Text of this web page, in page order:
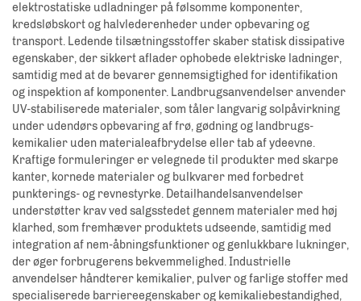
elektrostatiske udladninger på følsomme komponenter,
kredsløbskort og halvlederenheder under opbevaring og
transport. Ledende tilsætningsstoffer skaber statisk dissipative
egenskaber, der sikkert aflader ophobede elektriske ladninger,
samtidig med at de bevarer gennemsigtighed for identifikation
og inspektion af komponenter. Landbrugsanvendelser anvender
UV-stabiliserede materialer, som tåler langvarig solpåvirkning
under udendørs opbevaring af frø, gødning og landbrugs-
kemikalier uden materialeafbrydelse eller tab af ydeevne.
Kraftige formuleringer er velegnede til produkter med skarpe
kanter, kornede materialer og bulkvarer med forbedret
punkterings- og revnestyrke. Detailhandelsanvendelser
understøtter krav ved salgsstedet gennem materialer med høj
klarhed, som fremhæver produktets udseende, samtidig med
integration af nem-åbningsfunktioner og genlukkbare lukninger,
der øger forbrugerens bekvemmelighed. Industrielle
anvendelser håndterer kemikalier, pulver og farlige stoffer med
specialiserede barriereegenskaber og kemikaliebestandighed,